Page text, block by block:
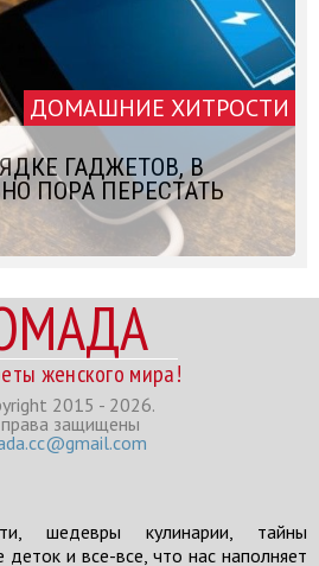
ДОМАШНИЕ ХИТРОСТИ
ГАДЖЕТОВ, В
ПОРА ПЕРЕСТАТЬ
женского мира!
2015 - 2026.
защищены
шедевры кулинарии, тайны
и все-все, что нас наполняет